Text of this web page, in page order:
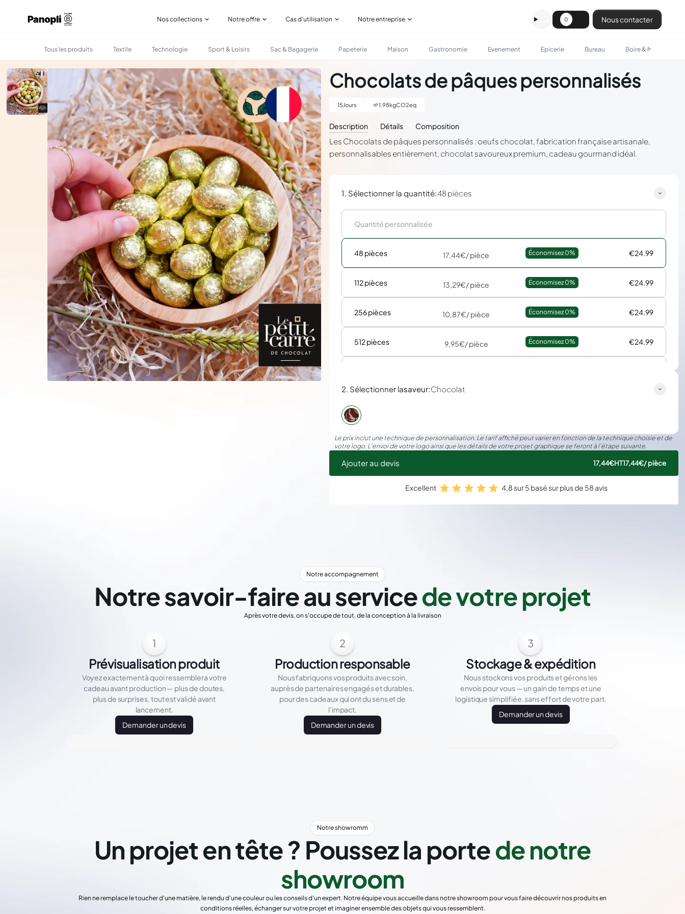
Nos collections Notre offre Cas d'utilisation Notre entreprise 0 Nous contacter
Tous les produits Textile Technologie Sport & Loisirs Sac & Bagagerie Papeterie Maison Gastronomie Evenement Epicerie Bureau Boire & Manger
GASTRONOMIE CHOCOLATS DE PÂQUES PERSONNALISÉS
Chocolats de pâques personnalisés
15 Jours 🌱1.98kgCO2eq
Description Détails Composition
Les Chocolats de pâques personnalisés : oeufs chocolat, fabrication française artisanale,
personnalisables entièrement, chocolat savoureux premium, cadeau gourmand idéal.
1. Sélectionner la quantité:48 pièces
48 pièces 17,44€/ pièce Économisez 0% €24.99
112 pièces 13,29€/ pièce Économisez 0% €24.99
256 pièces 10,87€/ pièce Économisez 0% €24.99
512 pièces 9,95€/ pièce Économisez 0% €24.99
2. Sélectionner lasaveur:Chocolat
Le prix inclut une technique de personnalisation. Le tarif affiché peut varier en fonction de la technique choisie et de
votre logo. L’envoi de votre logo ainsi que les détails de votre projet graphique se feront à l’étape suivante.
Ajouter au devis 17,44€HT17,44€/ pièce
Excellent 4,8 sur 5 basé sur plus de 58 avis
Notre accompagnement
Notre savoir-faire au servicede votre projet
Après votre devis, on s'occupe de tout, de la conception à la livraison
1
Prévisualisation produit
Voyez exactement à quoi ressemblera votre
cadeau avant production — plus de doutes,
plus de surprises, tout est validé avant
lancement.
Demander un devis
2
Production responsable
Nous fabriquons vos produits avec soin,
auprès de partenaires engagés et durables,
pour des cadeaux qui ont du sens et de
l’impact.
Demander un devis
3
Stockage & expédition
Nous stockons vos produits et gérons les
envois pour vous — un gain de temps et une
logistique simplifiée, sans effort de votre part.
Demander un devis
Notre showromm
Un projet en tête ? Poussez la portede notre
showroom
Rien ne remplace le toucher d'une matière, le rendu d'une couleur ou les conseils d'un expert. Notre équipe vous accueille dans notre showroom pour vous faire découvrir nos produits en
conditions réelles, échanger sur votre projet et imaginer ensemble des objets qui vous ressemblent.